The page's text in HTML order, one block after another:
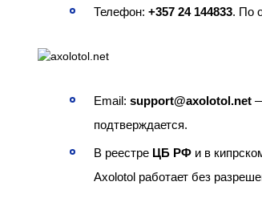
Телефон: +357 24 144833. По
Email: support@axolotol.net
подтверждается.
В реестре ЦБ РФ и в
Axolotol работает без